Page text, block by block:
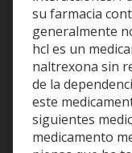
su farmacia
generalmente
hcl es un
naltrexona sin
de la
este
siguientes
medicamento